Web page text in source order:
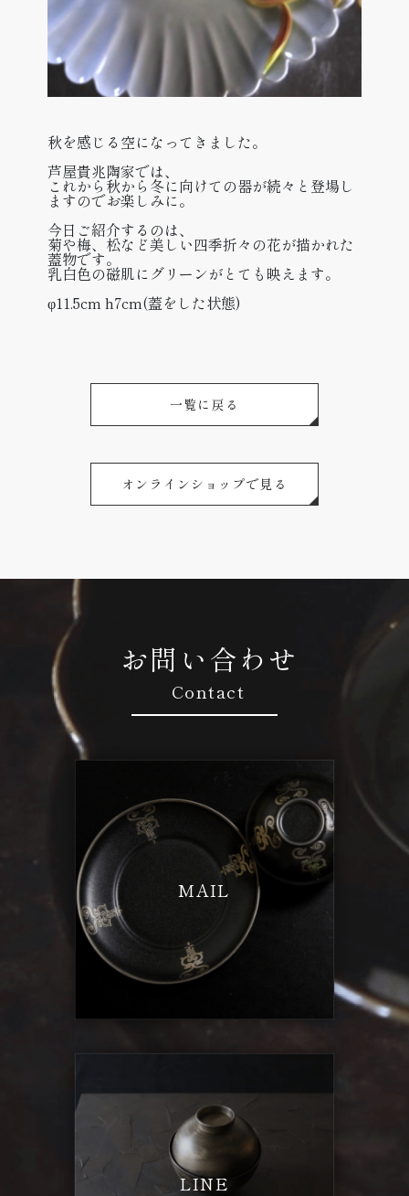
秋を感じる空になってきました。
芦屋貴兆陶家では、
これから秋から冬に向けての器が続々と登場し
ますのでお楽しみに。
今日ご紹介するのは、
菊や梅、松など美しい四季折々の花が描かれた
蓋物です。
乳白色の磁肌にグリーンがとても映えます。
φ11.5cm h7cm(蓋をした状態)
一覧に戻る
オンラインショップで見る
お問い合わせ
Contact
MAIL
LINE